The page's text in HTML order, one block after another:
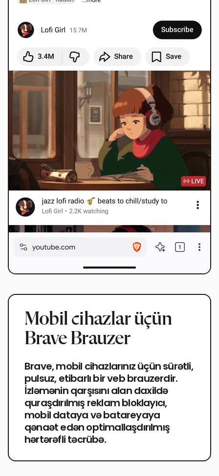
Mobil cihazlar üçün
Brave Brauzer
Brave, mobil cihazlarınız üçün sürətli,
pulsuz, etibarlı bir veb brauzerdir.
İzləmənin qarşısını alan daxildə
quraşdırılmış reklam bloklayıcı,
mobil dataya və batareyaya
qənaət edən optimallaşdırılmış
hərtərəfli təcrübə.